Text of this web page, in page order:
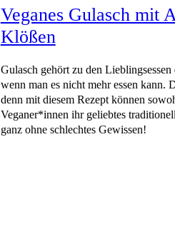
Veganes Gulasch mit
Klößen
Gulasch gehört zu den
wenn man es nicht mehr essen kann.
denn mit diesem Rezept können
Veganer*innen ihr geliebtes
ganz ohne schlechtes Gewissen!